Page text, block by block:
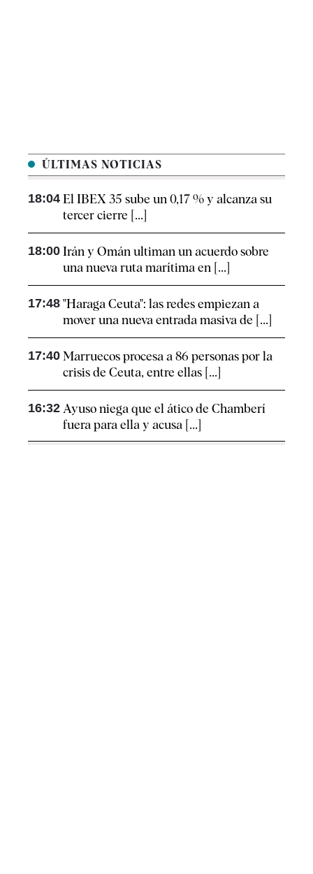
ÚLTIMAS NOTICIAS
18:04 El IBEX 35 sube un 0,17 % y alcanza su
tercer cierre [...]
18:00 Irán y Omán ultiman un acuerdo sobre
una nueva ruta marítima en [...]
17:48 "Haraga Ceuta": las redes empiezan a
mover una nueva entrada masiva de [...]
17:40 Marruecos procesa a 86 personas por la
crisis de Ceuta, entre ellas [...]
16:32 Ayuso niega que el ático de Chamberí
fuera para ella y acusa [...]